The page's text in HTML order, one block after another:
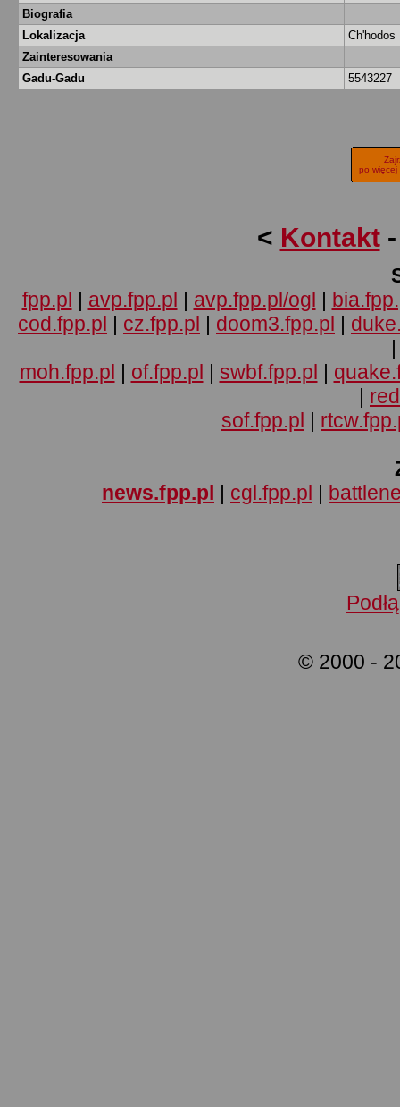
Biografia
Lokalizacja
Zainteresowania
Gadu-Gadu
5543227
po więcej
< Kontakt
fpp.pl | avp.fpp.pl | avp.fpp.pl/ogl |
cod.fpp.pl | cz.fpp.pl | doom3.fpp.pl |
moh.fpp.pl | of.fpp.pl | swbf.fpp.pl |
|
sof.fpp.pl |
news.fpp.pl | cgl.fpp.pl |
© 2000 -